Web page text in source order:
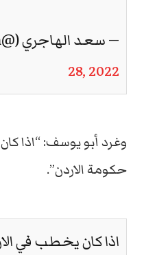
— سعد الهاجري (@saadhresh)
28, 2022
وغرد أبو يوسف: “اذا
حكومة الاردن”.
اذا كان يخطب في